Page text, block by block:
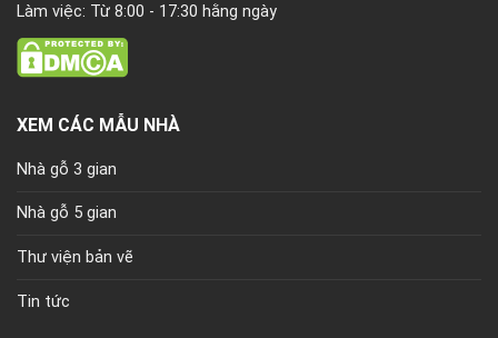
Làm việc: Từ 8:00 - 17:30 hằng ngày
XEM CÁC MẪU NHÀ
Nhà gỗ 3 gian
Nhà gỗ 5 gian
Thư viện bản vẽ
Tin tức